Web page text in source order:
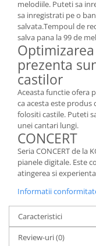
melodiile. Puteti sa
sa inregistrati pe o
salvata.Tempoul de
salva pana la 99 de
prezenta
castilor
Aceasta functie ofera
ca acesta este produs
folositi castile. Puteti
unei cantari lungi.
CONCERT
Seria CONCERT de la
pianele digitale. Este
atingerea si
Informatii
Caracteristici
Review-uri(0)